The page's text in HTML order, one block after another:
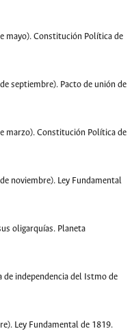
mayo). Constitución Política de
septiembre). Pacto de unión de
marzo). Constitución Política de
noviembre). Ley Fundamental
oligarquías. Planeta
de independencia del Istmo de
Ley Fundamental de 1819.